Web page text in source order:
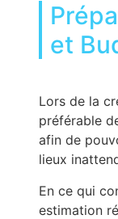
et
Lors de la
préférable
afin de
lieux
En ce qui
estimation